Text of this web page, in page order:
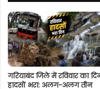
गरियाबंद जिले में रविवार का
हादसों भरा: अलग-अलग तीन